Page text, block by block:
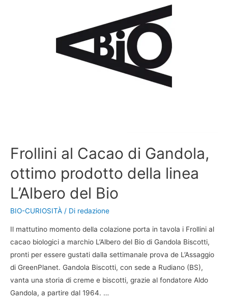
Frollini al Cacao di Gandola,
ottimo prodotto della linea
L’Albero del Bio
BIO-CURIOSITÀ / Di redazione
Il mattutino momento della colazione porta in tavola i Frollini al
cacao biologici a marchio L’Albero del Bio di Gandola Biscotti,
pronti per essere gustati dalla settimanale prova de L’Assaggio
di GreenPlanet. Gandola Biscotti, con sede a Rudiano (BS),
vanta una storia di creme e biscotti, grazie al fondatore Aldo
Gandola, a partire dal 1964. …